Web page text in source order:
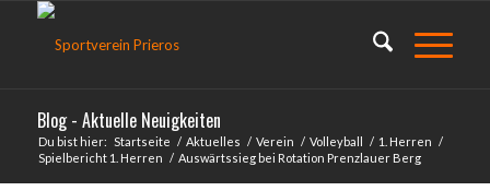
Blog - Aktuelle Neuigkeiten
Du bist hier: Startseite / Aktuelles / Verein / Volleyball / 1. Herren /
Spielbericht 1. Herren / Auswärtssieg bei Rotation Prenzlauer Berg